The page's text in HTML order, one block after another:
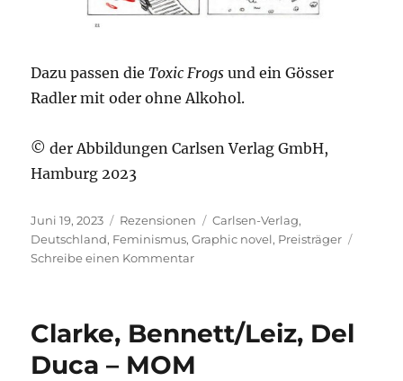
Dazu passen dieToxic Frogs und ein Gösser
Radler mit oder ohne Alkohol.
© der Abbildungen Carlsen Verlag GmbH,
Hamburg 2023
Veröffentlicht
am
Juni 19, 2023 Kategorien
Rezensionen Schlagwörter
Carlsen-Verlag,
Deutschland, Feminismus,Graphic novel, Preisträger
Schreibe einen Kommentarzu
Zeitraum
Clarke, Bennett/Leiz, Del
Duca – MOM